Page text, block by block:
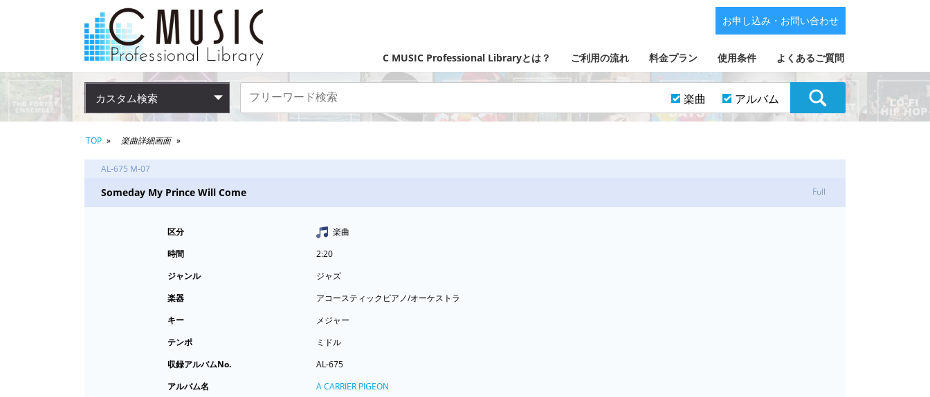
C MUSIC Professional Libraryとは？ ご利用の流れ 料金プラン 使用条件 よくあるご質問
お申し込み・お問い合わせ
カスタム検索 楽曲 アルバム
TOP 楽曲詳細画面
AL-675 M-07
Someday My Prince Will Come Full
区分
楽曲
時間
2:20
ジャンル
ジャズ
楽器
アコースティックピアノ/オーケストラ
キー
メジャー
テンポ
ミドル
収録アルバムNo.
AL-675
アルバム名
A CARRIER PIGEON